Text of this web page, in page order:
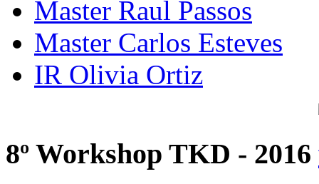
Master Raul Passos
Master Carlos Esteves
IR Olivia Ortiz
8º Workshop TKD - 2016